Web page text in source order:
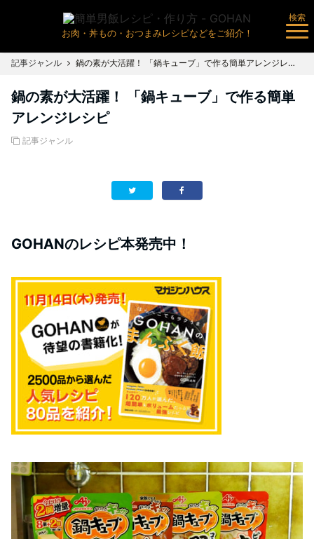
お肉・丼もの・おつまみレシピなどをご紹介！
検索
記事ジャンル 鍋の素が大活躍！ 「鍋キューブ」で作る簡単アレンジレシピ
鍋の素が大活躍！ 「鍋キューブ」で作る簡単
アレンジレシピ
記事ジャンル
GOHANのレシピ本発売中！